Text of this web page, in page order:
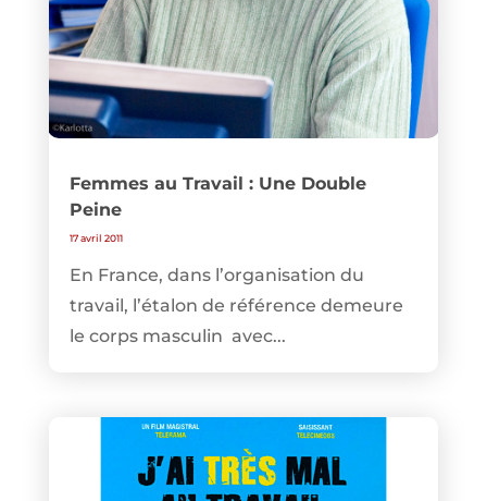
Femmes au Travail : Une Double
Peine
17 avril 2011
En France, dans l’organisation du
travail, l’étalon de référence demeure
le corps masculin avec...